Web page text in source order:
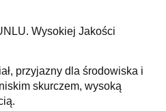
Wysokiej Jakości
przyjazny dla środowiska i
skurczem, wysoką